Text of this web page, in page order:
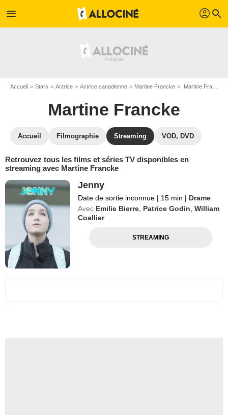
menu profil search
Accueil Stars Actrice Actrice canadienne Martine Francke Martine Francke : Films et séries online
Martine Francke
Accueil Filmographie Streaming VOD, DVD
Retrouvez tous les films et séries TV disponibles en
streaming avec Martine Francke
Jenny
Date de sortie inconnue | 15 min | Drame
Avec Emilie Bierre Patrice Godin ,William
Coallier
STREAMING